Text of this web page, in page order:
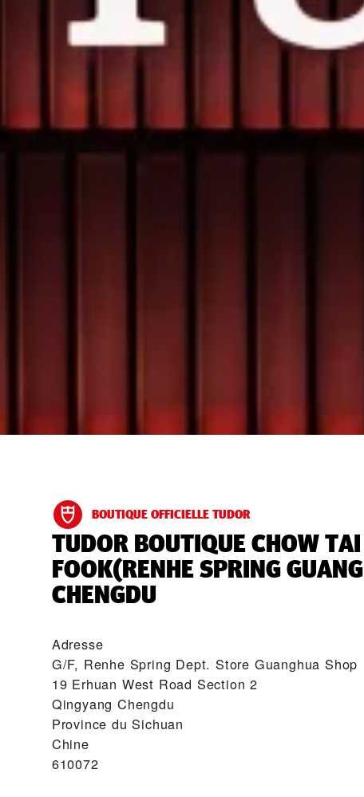
BOUTIQUE OFFICIELLE TUDOR
‭TUDOR BOUTIQUE CHOW TAI
FOOK(RENHE SPRING
CHENGDU‬
Adresse
G/F, Renhe Spring Dept. Store Guanghua Shop
19 Erhuan West Road Section 2
Qingyang Chengdu
Province du Sichuan
Chine
610072